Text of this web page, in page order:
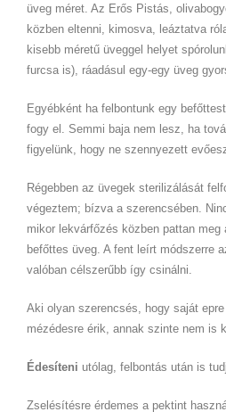
üveg méret. Az Erős Pistás,
közben eltenni, kimosva, leáztatva
kisebb méretű üveggel helyet
furcsa is), ráadásul egy-egy üveg
Egyébként ha felbontunk egy
fogy el. Semmi baja nem lesz, ha
figyelünk, hogy ne szennyezett
Régebben az üvegek sterilizálását
végeztem; bízva a szerencsében.
mikor lekvárfőzés közben pattan meg
befőttes üveg. A fent leírt módszerre
valóban célszerűbb így csinálni.
Aki olyan szerencsés, hogy saját
mézédesre érik, annak szinte nem is
Édesíteni utólag, felbontás után is
Zselésítésre érdemes a pektint